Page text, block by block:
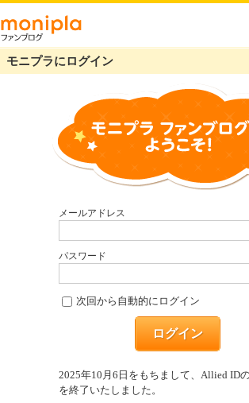
モニプラにログイン
メールアドレス
パスワード
次回から自動的にログイン
ログイン
2025年10月6日をもちまして、Allied ID
を終了いたしました。